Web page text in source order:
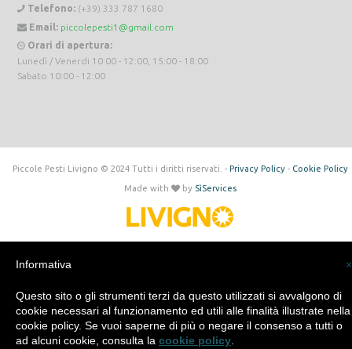
Telefono: (+39) 333 787 1680
Email: piccolepesti1@gmail.com
Orari di apertura:
Lunedì / Venerdi 10:00 - 12:00, 15:00 - 18:00
Sabato 10:00 - 12:00
Piccole Pesti Livigno © 2024 Tutti i diritti riservati. - Privacy Policy- Cookie Policy
Made with by SìServices
×
Informativa
Questo sito o gli strumenti terzi da questo utilizzati si avvalgono di
cookie necessari al funzionamento ed utili alle finalità illustrate nella
cookie policy. Se vuoi saperne di più o negare il consenso a tutti o
ad alcuni cookie, consulta la cookie policy